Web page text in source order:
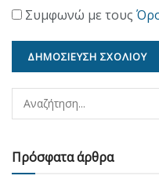
Συμφωνώ με τους
Πρόσφατα άρθρα